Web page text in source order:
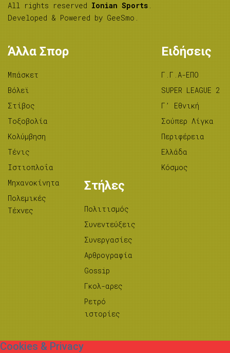
All rights reserved Ionian Sports .
Developed & Powered by GeeSmo .
Άλλα Σπορ
Μπάσκετ
Βόλεϊ
Στίβος
Tοξοβολία
Κολύμβηση
Τένις
Ιστιοπλοΐα
Μηχανοκίνητα
Πολεμικές
Τέχνες
Ειδήσεις
Γ.Γ.Α-ΕΠΟ
SUPER LEAGUE 2
Γ’ Εθνική
Σούπερ Λίγκα
Περιφέρεια
Ελλάδα
Κόσμος
Στήλες
Πολιτισμός
Συνεντεύξεις
Συνεργασίες
Αρθρογραφία
Gossip
Γκολ-αρες
Ρετρό
ιστορίες
Cookies & Privacy